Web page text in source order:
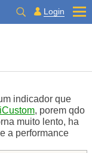
Login
indicador que
iCustom, porem qdo
muito lento, ha
a performance